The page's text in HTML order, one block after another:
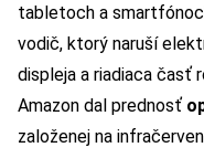
tabletoch a
vodič, ktorý naruší
displeja a riadiaca časť
Amazon dal prednosť
založenej na